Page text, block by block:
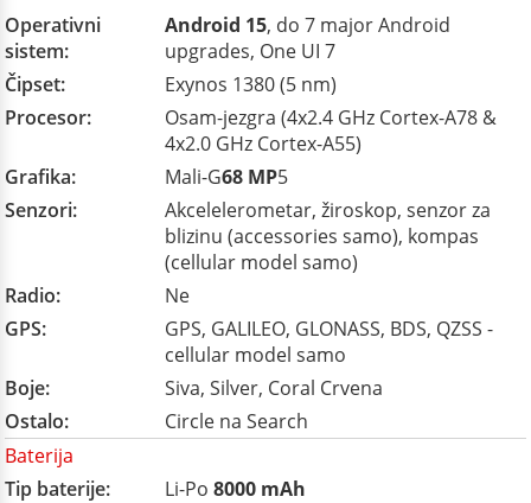
Operativni
sistem:
Android 15, do 7 major Android
upgrades, One UI 7
Čipset:
Exynos 1380 (5 nm)
Procesor:
Osam-jezgra (4x2.4 GHz Cortex-A78 &
4x2.0 GHz Cortex-A55)
Grafika:
Mali-G68 MP5
Senzori:
Akcelelerometar, žiroskop, senzor za
blizinu (accessories samo), kompas
(cellular model samo)
Radio:
Ne
GPS:
GPS, GALILEO, GLONASS, BDS, QZSS -
cellular model samo
Boje:
Siva, Silver, Coral Crvena
Ostalo:
Circle na Search
Baterija
Tip baterije:
Li-Po 8000 mAh